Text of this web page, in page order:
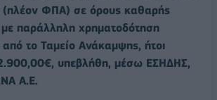
ΦΠΑ) σε όρους καθαρής
παράλληλη χρηματοδότηση
το Ταμείο Ανάκαμψης, ήτοι
υπεβλήθη, μέσω ΕΣΗΔΗΣ,
Α.Ε.